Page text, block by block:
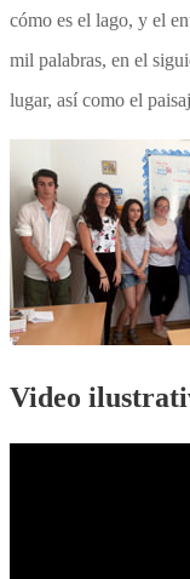
cómo es el lago, y el
mil palabras, en el
lugar, así como el
Video